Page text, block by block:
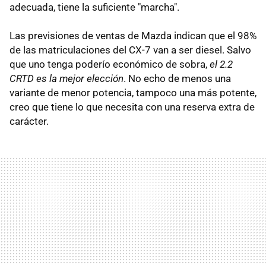
adecuada, tiene la suficiente "marcha".
Las previsiones de ventas de Mazda indican que el 98%
de las matriculaciones del CX-7 van a ser diesel. Salvo
que uno tenga poderío económico de sobra, el 2.2
CRTD es la mejor elección. No echo de menos una
variante de menor potencia, tampoco una más potente,
creo que tiene lo que necesita con una reserva extra de
carácter.